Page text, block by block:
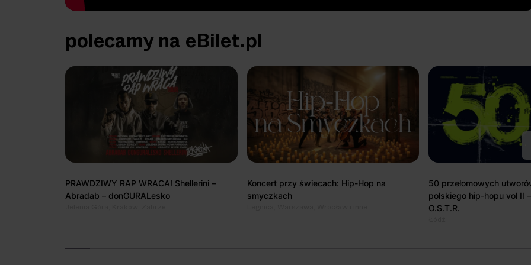
polecamy na eBilet.pl
PRAWDZIWY RAP WRACA! Shellerini –
Abradab – donGURALesko
Koncert przy świecach: Hip-Hop na
smyczkach
50 przełomowych
polskiego hip-hopu vol II
O.S.T.R.